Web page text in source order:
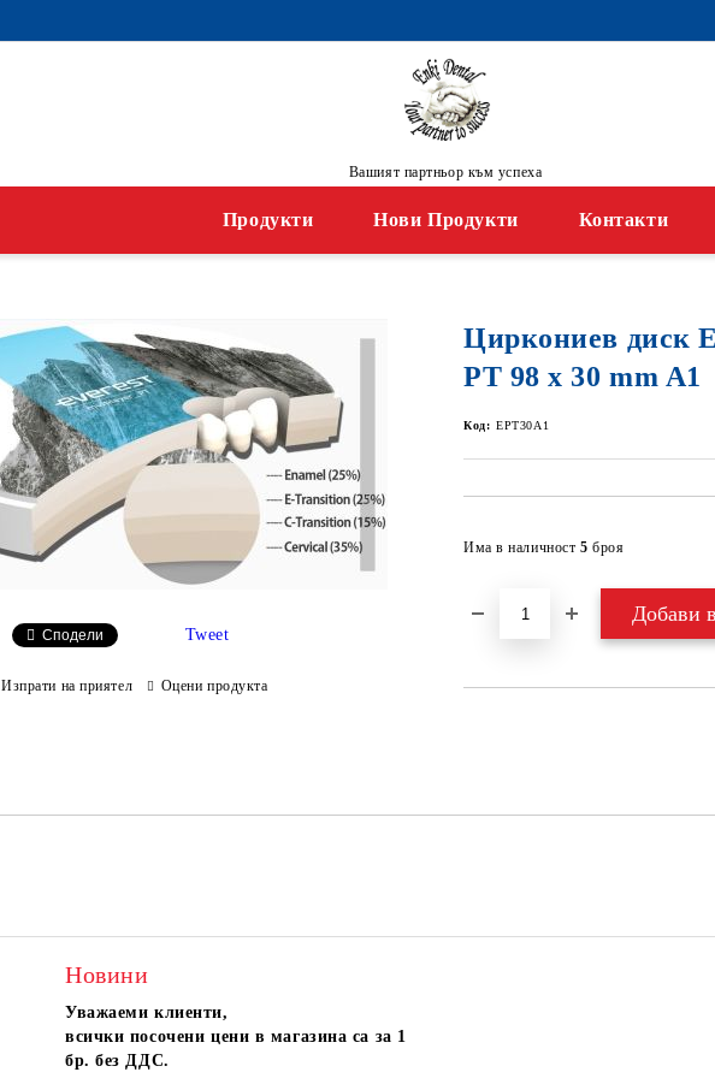
Вашият партньор към успеха
Продукти Нови Продукти Контакти
Циркониев диск
PT 98 x 30 mm A1
Код: EPT30A1
Има в наличност 5 броя
Сподели Tweet
Изпрати на приятел Оцени продукта
Новини
Уважаеми клиенти,
всички посочени цени в магазина са за 1
бр. без ДДС.